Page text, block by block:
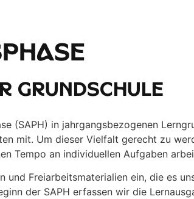
Grundschule
(SAPH) in jahrgangsbezogenen
mit. Um dieser Vielfalt gerecht zu
Tempo an individuellen Aufgaben
und Freiarbeitsmaterialien ein, die es
der SAPH erfassen wir die